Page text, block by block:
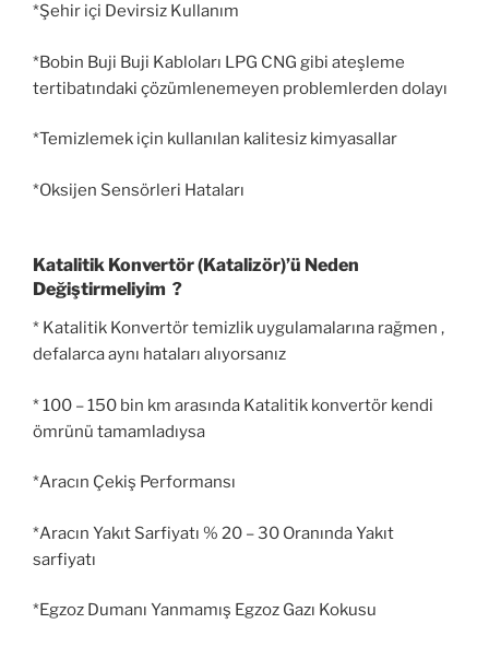
*Şehir içi Devirsiz Kullanım
*Bobin Buji Buji Kabloları LPG CNG gibi ateşleme
tertibatındaki çözümlenemeyen problemlerden dolayı
*Temizlemek için kullanılan kalitesiz kimyasallar
*Oksijen Sensörleri Hataları
Katalitik Konvertör (Katalizör)’ü Neden
Değiştirmeliyim ?
* Katalitik Konvertör temizlik uygulamalarına rağmen ,
defalarca aynı hataları alıyorsanız
* 100 – 150 bin km arasında Katalitik konvertör kendi
ömrünü tamamladıysa
*Aracın Çekiş Performansı
*Aracın Yakıt Sarfiyatı % 20 – 30 Oranında Yakıt
sarfiyatı
*Egzoz Dumanı Yanmamış Egzoz Gazı Kokusu